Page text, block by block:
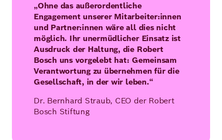
„Ohne das außerordentliche
Engagement unserer Mitarbeiter:innen
und Partner:innen wäre all dies nicht
möglich. Ihr unermüdlicher Einsatz ist
Ausdruck der Haltung, die Robert
Bosch uns vorgelebt hat: Gemeinsam
Verantwortung zu übernehmen für die
Gesellschaft, in der wir leben.“
Dr. Bernhard Straub, CEO der Robert
Bosch Stiftung